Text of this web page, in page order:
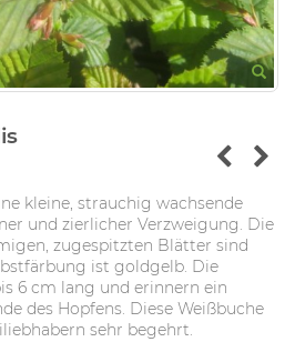
kleine, strauchig wachsende
und zierlicher Verzweigung. Die
zugespitzten Blätter sind
ist goldgelb. Die
6 cm lang und erinnern ein
des Hopfens. Diese Weißbuche
sehr begehrt.